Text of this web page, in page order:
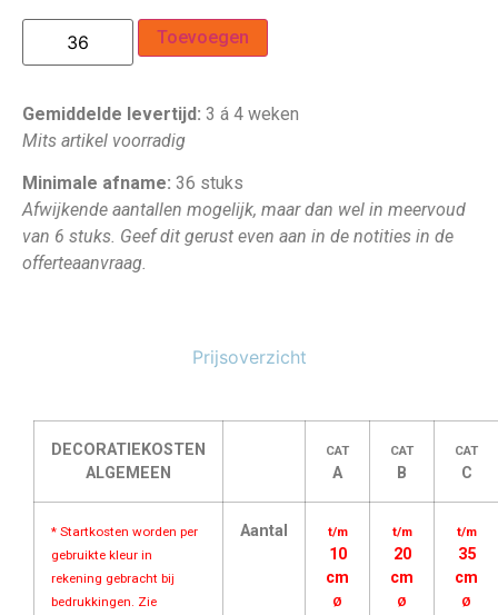
Toevoegen
Gemiddelde levertijd: 3 á 4 weken
Mits artikel voorradig
Minimale afname: 36 stuks
Afwijkende aantallen mogelijk, maar dan wel in meervoud
van 6 stuks. Geef dit gerust even aan in de notities in de
offerteaanvraag.
Prijsoverzicht
DECORATIEKOSTEN
ALGEMEEN
CAT
A
CAT
B
CAT
C
* Startkosten worden per
gebruikte kleur in
rekening gebracht bij
bedrukkingen. Zie
Aantal t/m
10
cm
Ø
t/m
20
cm
Ø
t/m
35
cm
Ø